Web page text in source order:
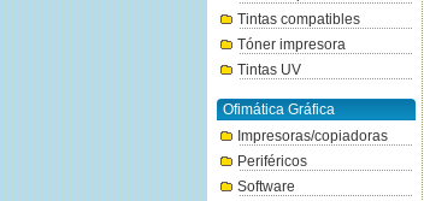
Tintas compatibles
Tóner impresora
Tintas UV
Ofimática Gráfica
Impresoras/copiadoras
Periféricos
Software
Roland EcoSol-Max 3 negro